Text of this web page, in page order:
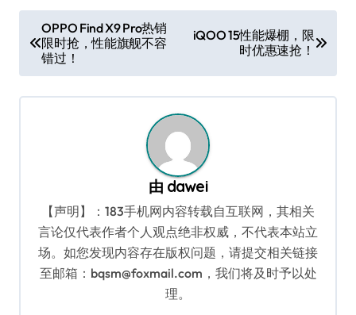
章
导
航
OPPO Find X9 Pro热销
限时抢，性能旗舰不容
错过！
iQOO 15性能爆棚，限
时优惠速抢！
由 dawei
【声明】：183手机网内容转载自互联网，其相关
言论仅代表作者个人观点绝非权威，不代表本站立
场。如您发现内容存在版权问题，请提交相关链接
至邮箱：bqsm@foxmail.com，我们将及时予以处
理。